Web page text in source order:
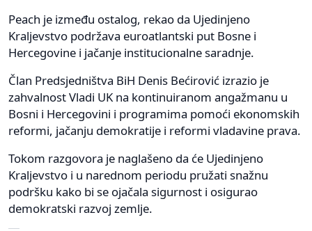
Peach je između ostalog, rekao da Ujedinjeno
Kraljevstvo podržava euroatlantski put Bosne i
Hercegovine i jačanje institucionalne saradnje.
Član Predsjedništva BiH Denis Bećirović izrazio je
zahvalnost Vladi UK na kontinuiranom angažmanu u
Bosni i Hercegovini i programima pomoći ekonomskih
reformi, jačanju demokratije i reformi vladavine prava.
Tokom razgovora je naglašeno da će Ujedinjeno
Kraljevstvo i u narednom periodu pružati snažnu
podršku kako bi se ojačala sigurnost i osigurao
demokratski razvoj zemlje.